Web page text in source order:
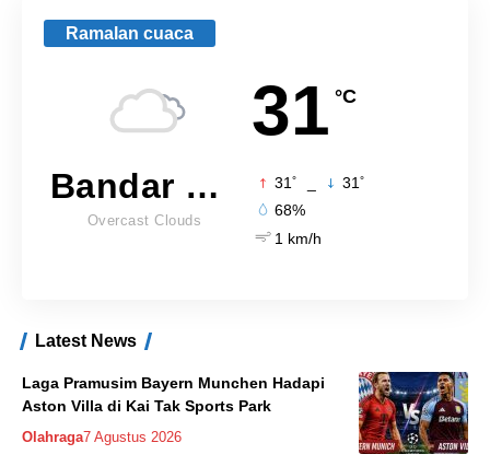
Ramalan cuaca
31 °C
Bandar Lampung
Overcast Clouds
31° 31°
68%
1 km/h
Latest News
Laga Pramusim Bayern Munchen Hadapi
Aston Villa di Kai Tak Sports Park
Olahraga7 Agustus 2026